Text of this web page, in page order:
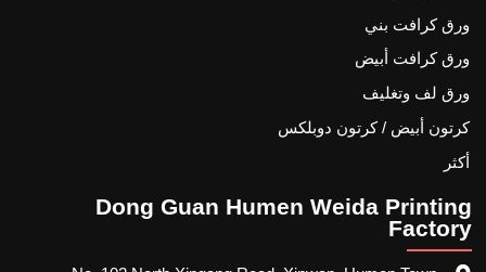
ورق كرافت بني
ورق كرافت أبيض
ورق لف وتغليف
كرتون أبيض / كرتون دوبلكس
أكثر
Dong Guan Humen Weida Printing
Factory